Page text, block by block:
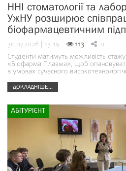
ННІ стоматології та
УжНУ розширює
біофармацевтичним
30.07.2026 | 13:19 113 0
Студенти матимуть можливість
«Біофарма Плазма», щоб
в умовах сучасного
ДОКЛАДНІШЕ...
АБІТУРІЄНТ